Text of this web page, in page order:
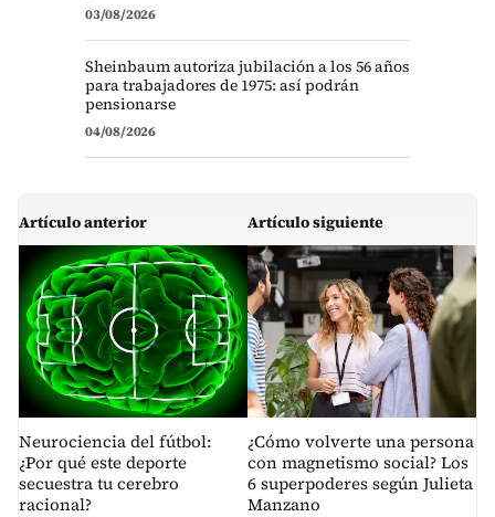
03/08/2026
Sheinbaum autoriza jubilación a los 56 años
para trabajadores de 1975: así podrán
pensionarse
04/08/2026
Artículo anterior
Neurociencia del fútbol:
¿Por qué este deporte
secuestra tu cerebro
racional?
Artículo siguiente
¿Cómo volverte una persona
con magnetismo social? Los
6 superpoderes según Julieta
Manzano